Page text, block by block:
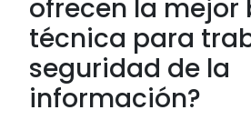
ofrecen la mejor
técnica para
seguridad de la
información?